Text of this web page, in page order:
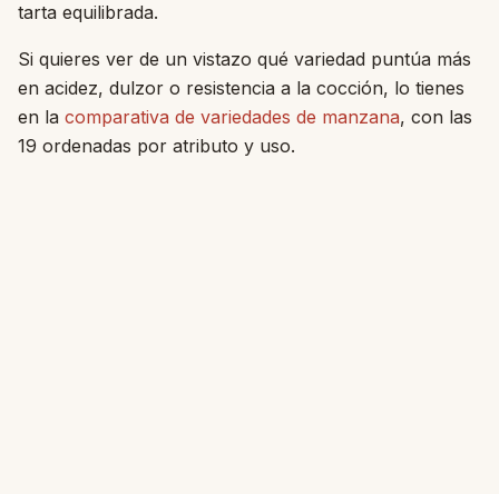
tarta equilibrada.
Si quieres ver de un vistazo qué variedad puntúa más
en acidez, dulzor o resistencia a la cocción, lo tienes
en la comparativa de variedades de manzana, con las
19 ordenadas por atributo y uso.